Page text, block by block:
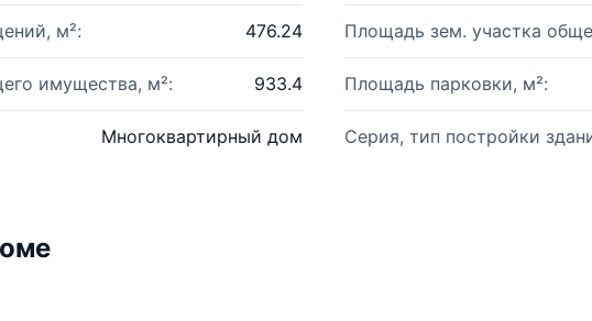
м²: 476.24 Площадь зем. участка
имущества, м²: 933.4 Площадь парковки, м²:
Многоквартирный дом Серия, тип постройки